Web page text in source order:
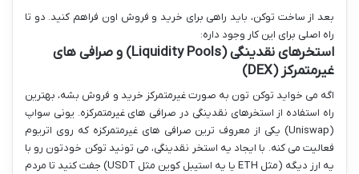
بعد از ساخت توکن، باید راهی برای خرید و فروش اون فراهم کنید. دو تا
راه اصلی برای این کار وجود داره:
استخرهای نقدینگی (Liquidity Pools) و صرافی های
غیرمتمرکز (DEX)
اگه می خواید توکن تون به صورت غیرمتمرکز خرید و فروش بشه، بهترین
راه استفاده از استخرهای نقدینگی در صرافی های غیرمتمرکزه. یونی سواپ
(Uniswap) یکی از معروف ترین صرافی های غیرمتمرکزه که روی اتریوم
فعالیت می کنه. با ایجاد یه استخر نقدینگی، می تونید توکن خودتون رو با
یه ارز دیگه (مثل ETH یا یه استیبل کوین مثل USDT) جفت کنید تا مردم